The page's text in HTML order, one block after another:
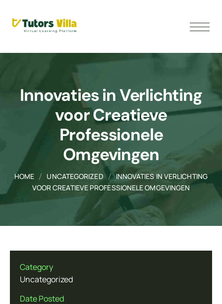
Innovaties in Verlichting
voor Creatieve
Professionele
Omgevingen
HOME UNCATEGORIZED
INNOVATIES IN VERLICHTING
VOOR CREATIEVE PROFESSIONELE OMGEVINGEN
Category
Uncategorized
Date Posted